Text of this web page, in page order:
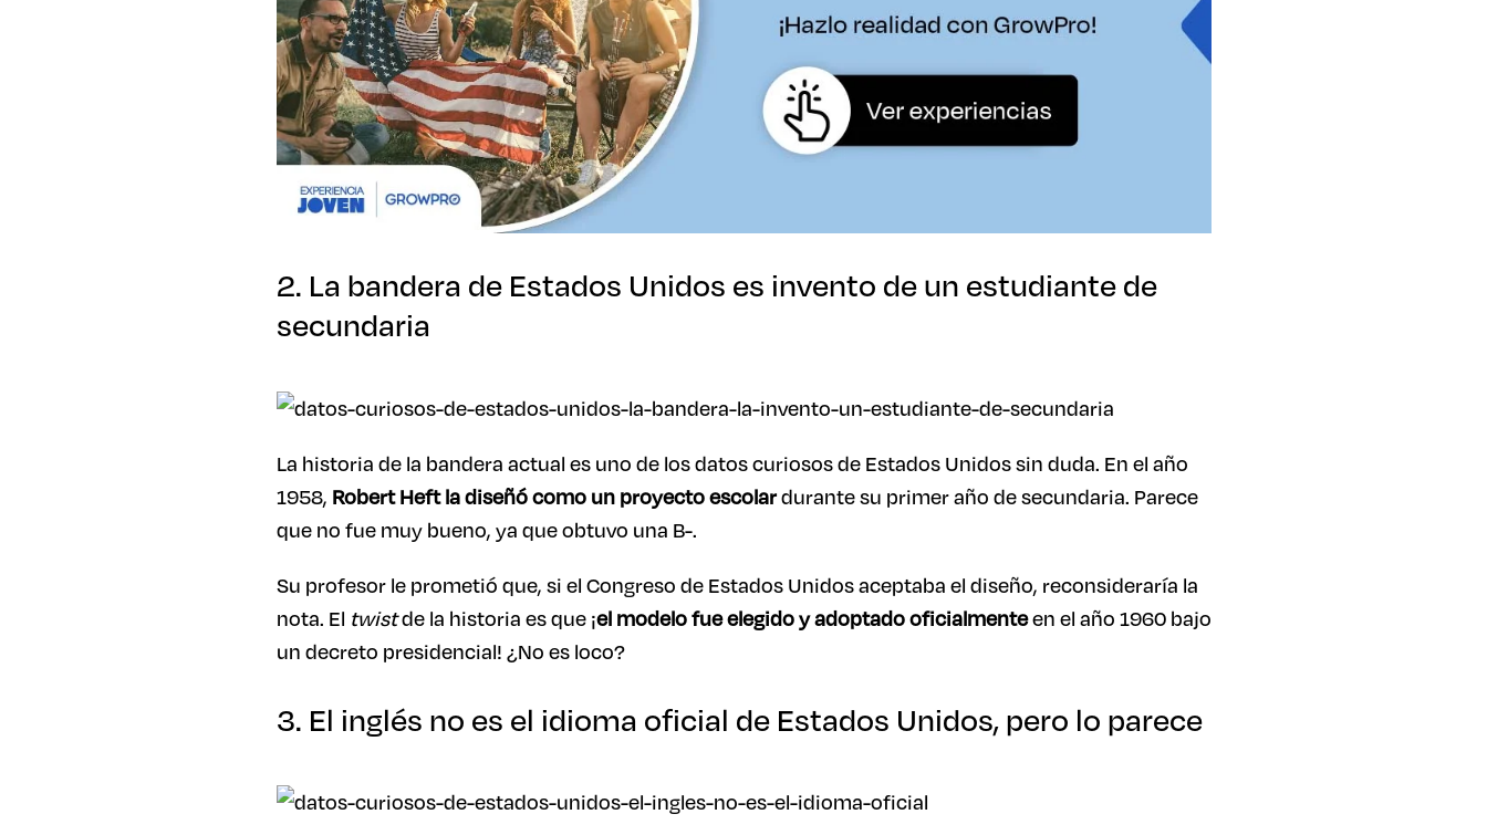
2. La bandera de Estados Unidos es invento de un estudiante de
secundaria
La historia de la bandera actual es uno de los datos curiosos de Estados Unidos sin duda. En el año
1958, Robert Heft la diseñó como un proyecto escolardurante su primer año de secundaria. Parece
que no fue muy bueno, ya que obtuvo una B-.
Su profesor le prometió que, si el Congreso de Estados Unidos aceptaba el diseño, reconsideraría la
nota. El twistde la historia es que ¡el modelo fue elegido y adoptado oficialmenteen el año 1960 bajo
un decreto presidencial! ¿No es loco?
3. El inglés no es el idioma oficial de Estados Unidos, pero lo parece